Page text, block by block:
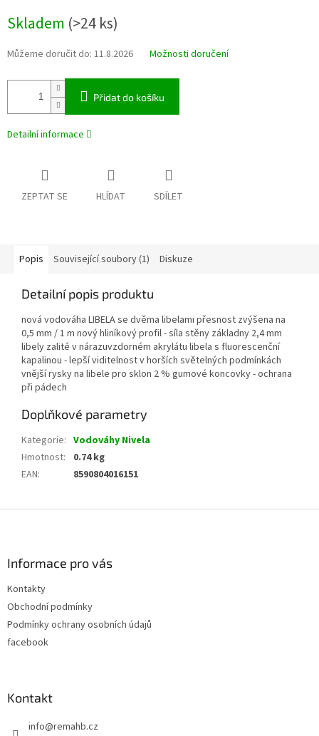
cena:
Skladem (>24 ks)
Můžeme doručit do: 11.8.2026 Možnosti doručení
Přidat do košíku
Detailní informace
ZEPTAT SE HLÍDAT SDÍLET
Popis Související soubory (1) Diskuze
Detailní popis produktu
nová vodováha LIBELA se dvěma libelami přesnost zvýšena na
0,5 mm / 1 m nový hliníkový profil - síla stěny základny 2,4 mm
libely zalité v nárazuvzdorném akrylátu libela s fluorescenční
kapalinou - lepší viditelnost v horších světelných podmínkách
vnější rysky na libele pro sklon 2 % gumové koncovky - ochrana
při pádech
Doplňkové parametry
Kategorie: Vodováhy Nivela
Hmotnost:
0.74 kg
EAN: 8590804016151
Informace pro vás
Kontakty
Obchodní podmínky
Podmínky ochrany osobních údajů
facebook
Kontakt
info@remahb.cz